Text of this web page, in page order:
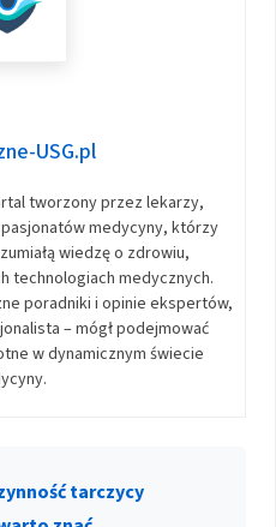
USG.pl
tworzony przez lekarzy,
medycyny, którzy
wiedzę o zdrowiu,
technologiach medycznych.
poradniki i opinie ekspertów,
– mógł podejmować
w dynamicznym świecie
tarczycy